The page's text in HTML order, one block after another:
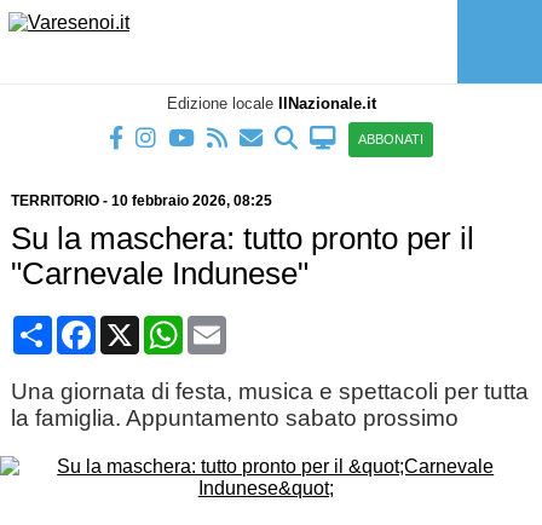
Edizione locale IlNazionale.it
ABBONATI
TERRITORIO- 10 febbraio 2026, 08:25
Su la maschera: tutto pronto per il
"Carnevale Indunese"
CondividiFacebook
X WhatsApp
Email
Una giornata di festa, musica e spettacoli per tutta
la famiglia. Appuntamento sabato prossimo